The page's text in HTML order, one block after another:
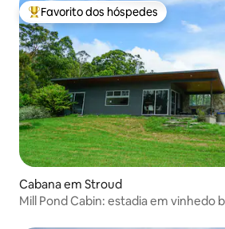
Favoritos dos hóspedes mais
Favorito dos hóspedes
Cabana em Stroud
Mill Pond Cabin: estadia em vinhedo